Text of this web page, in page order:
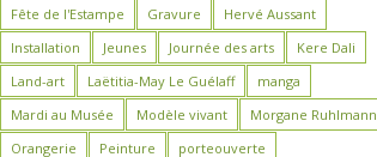
Fête de l'Estampe
Gravure
Hervé Aussant
Installation
Jeunes Journée des arts
Kere Dali
Land-art
Laëtitia-May Le Guélaff
manga
Mardi au Musée
Modèle vivant
Morgane Ruhlmann
Orangerie
Peinture porteouverte